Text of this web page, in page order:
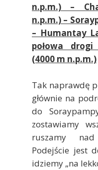
n.p.m.) –
n.p.m.) –
– Humantay
połowa
(4000 m n.p.m.)
Tak naprawdę
głównie na
do
zostawiamy
ruszamy
Podejście jest
idziemy „na